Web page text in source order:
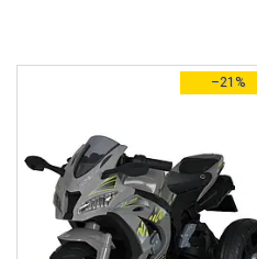
Гума 38
Варіанти управління
З кабіни водія 296
Радіокерування (пульт ДК)
–21%